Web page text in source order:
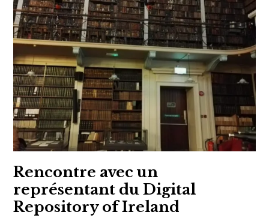
Rencontre avec un
représentant du Digital
Repository of Ireland